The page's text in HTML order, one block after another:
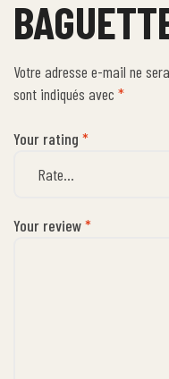
Votre adresse e-mail ne
sont indiqués avec *
Your rating *
Your review*